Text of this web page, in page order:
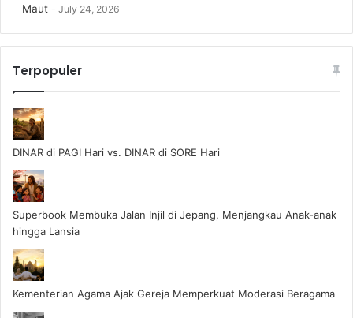
Maut
July 24, 2026
Terpopuler
DINAR di PAGI Hari vs. DINAR di SORE Hari
Superbook Membuka Jalan Injil di Jepang, Menjangkau Anak-anak
hingga Lansia
Kementerian Agama Ajak Gereja Memperkuat Moderasi Beragama